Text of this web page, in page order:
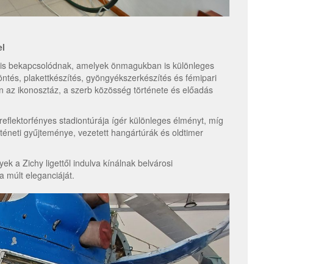
bekapcsolódnak, amelyek önmagukban is különleges
plakettkészítés, gyöngyékszerkészítés és fémipari
ikonosztáz, a szerb közösség története és előadás
stadiontúrája ígér különleges élményt, míg
gyűjteménye, vezetett hangártúrák és oldtimer
a Zichy ligettől indulva kínálnak belvárosi
múlt eleganciáját.